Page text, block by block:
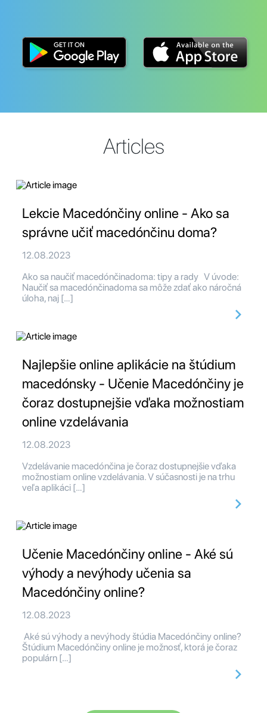
Articles
Lekcie Macedónčiny online - Ako sa
správne učiť macedónčinu doma?
12.08.2023
Ako sa naučiť macedónčinadoma: tipy a rady V úvode:
Naučiť sa macedónčinadoma sa môže zdať ako náročná
úloha, naj […]
Najlepšie online aplikácie na štúdium
macedónsky - Učenie Macedónčiny je
čoraz dostupnejšie vďaka možnostiam
online vzdelávania
12.08.2023
Vzdelávanie macedónčina je čoraz dostupnejšie vďaka
možnostiam online vzdelávania. V súčasnosti je na trhu
veľa aplikáci […]
Učenie Macedónčiny online - Aké sú
výhody a nevýhody učenia sa
Macedónčiny online?
12.08.2023
Aké sú výhody a nevýhody štúdia Macedónčiny online?
Štúdium Macedónčiny online je možnosť, ktorá je čoraz
populárn […]